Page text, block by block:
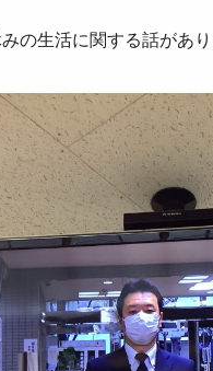
の生活に関する話があ